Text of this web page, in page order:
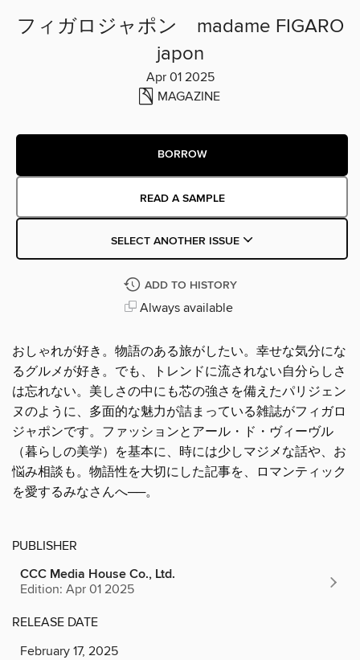
フィガロジャポン madame FIGARO
japon
Apr 01 2025
MAGAZINE
BORROW
READ A SAMPLE
SELECT ANOTHER ISSUE
ADD TO HISTORY
Always available
おしゃれが好き。物語のある旅がしたい。幸せな気分にな
るグルメが好き。でも、トレンドに流されない自分らしさ
は忘れない。美しさの中にも芯の強さを備えたパリジェン
ヌのように、多面的な魅力が詰まっている雑誌がフィガロ
ジャポンです。ファッションとアール・ド・ヴィーヴル
（暮らしの美学）を基本に、時には少しマジメな話や、お
悩み相談も。物語性を大切にした記事を、ロマンティック
を愛するみなさんへ──。
PUBLISHER
CCC Media House Co., Ltd.
Edition: Apr 01 2025
RELEASE DATE
February 17, 2025